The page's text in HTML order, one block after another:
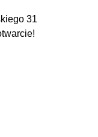
31